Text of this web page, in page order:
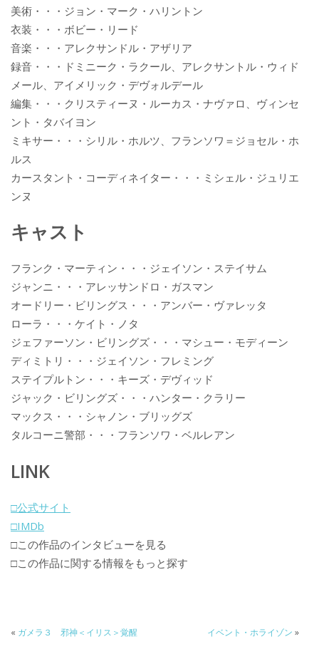
美術・・・ジョン・マーク・ハリントン
衣装・・・ボビー・リード
音楽・・・アレクサンドル・アザリア
録音・・・ドミニーク・ラクール、アレクサントル・ウィド
メール、アイメリック・デヴォルデール
編集・・・クリスティーヌ・ルーカス・ナヴァロ、ヴィンセ
ント・タバイヨン
ミキサー・・・シリル・ホルツ、フランソワ＝ジョセル・ホ
ルス
カースタント・コーディネイター・・・ミシェル・ジュリエ
ンヌ
キャスト
フランク・マーティン・・・ジェイソン・ステイサム
ジャンニ・・・アレッサンドロ・ガスマン
オードリー・ビリングス・・・アンバー・ヴァレッタ
ローラ・・・ケイト・ノタ
ジェファーソン・ビリングズ・・・マシュー・モディーン
ディミトリ・・・ジェイソン・フレミング
ステイプルトン・・・キーズ・デヴィッド
ジャック・ビリングズ・・・ハンター・クラリー
マックス・・・シャノン・ブリッグズ
タルコーニ警部・・・フランソワ・ベルレアン
LINK
□公式サイト
□IMDb
□この作品のインタビューを見る
□この作品に関する情報をもっと探す
« ガメラ３ 邪神＜イリス＞覚醒 イベント・ホライゾン »